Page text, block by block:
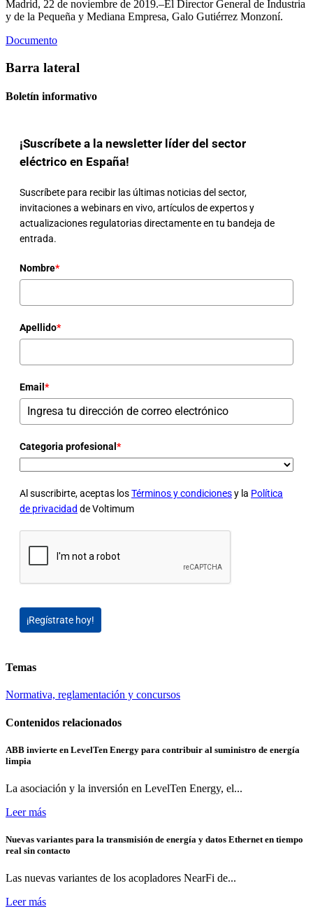
Madrid, 22 de noviembre de 2019.–El Director General de Industria
y de la Pequeña y Mediana Empresa, Galo Gutiérrez Monzoní.
Documento
Barra lateral
Boletín informativo
¡Suscríbete a la newsletter líder del sector
eléctrico en España!
Suscríbete para recibir las últimas noticias del sector,
invitaciones a webinars en vivo, artículos de expertos y
actualizaciones regulatorias directamente en tu bandeja de
entrada.
Nombre*
Apellido*
Email *
Categoria profesional *
Al suscribirte, aceptas losTérminos y condicionesy la Política
de privacidad de Voltimum
¡Regístrate hoy!
Temas
Normativa, reglamentación y concursos
Contenidos relacionados
ABB invierte en LevelTen Energy para contribuir al suministro de energía
limpia
La asociación y la inversión en LevelTen Energy, el...
Leer más
Nuevas variantes para la transmisión de energía y datos Ethernet en tiempo
real sin contacto
Las nuevas variantes de los acopladores NearFi de...
Leer más